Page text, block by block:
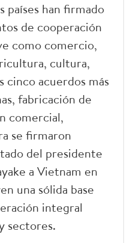
países han firmado
de cooperación
como comercio,
cultura,
cinco acuerdos más
fabricación de
comercial,
se firmaron
del presidente
a Vietnam en
una sólida base
integral
sectores.